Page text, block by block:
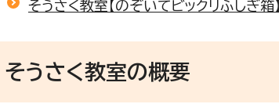
そうさく教室【のぞいてビックリふしぎ箱】
そうさく教室の概要